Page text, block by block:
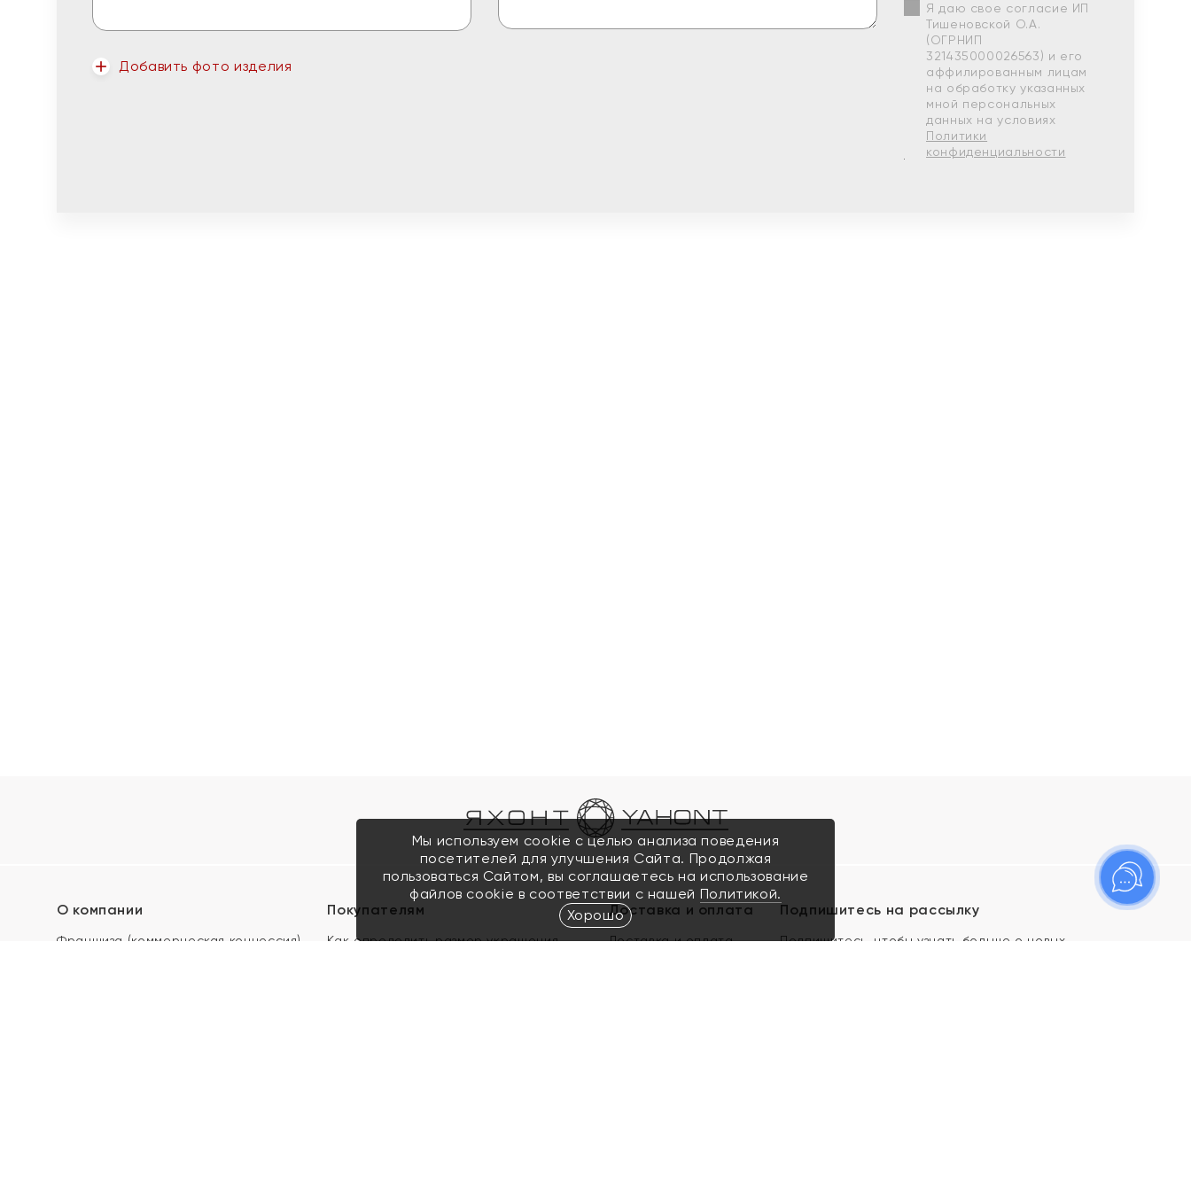
Добавить фото изделия
Я даю свое согласие ИП
Тишеновской О.А.
(ОГРНИП
321435000026563) и его
аффилированным лицам
на обработку указанных
мной персональных
данных на условиях
Политики
конфиденциальности
О компании
Франшиза (коммерческая концессия)
Покупателям
Как определить размер украшения
Доставка и оплата
Доставка и оплата
Подпишитесь на рассылку
Подпишитесь, чтобы узнать больше о новых
Мы используем cookie с целью анализа поведения
посетителей для улучшения Сайта. Продолжая
пользоваться Сайтом, вы соглашаетесь на использование
файлов cookie в соответствии с нашей Политикой.
Хорошо